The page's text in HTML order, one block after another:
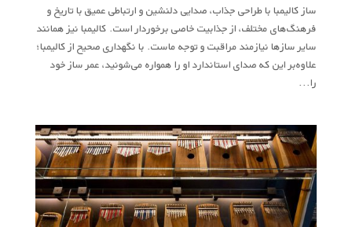
ساز کالیمبا با طراحی جذاب، صدایی دلنشین و ارتباطی عمیق با تاریخ و
فرهنگ‌های مختلف، از جذابیت خاصی برخوردار است. کالیمبا نیز همانند
سایر سازها نیازمند مراقبت و توجه ماست. با نگهداری صحیح از کالیمبا؛
علاوه‌بر این که صدای استاندارد او را همواره می‌شونید، عمر ساز خود
را...